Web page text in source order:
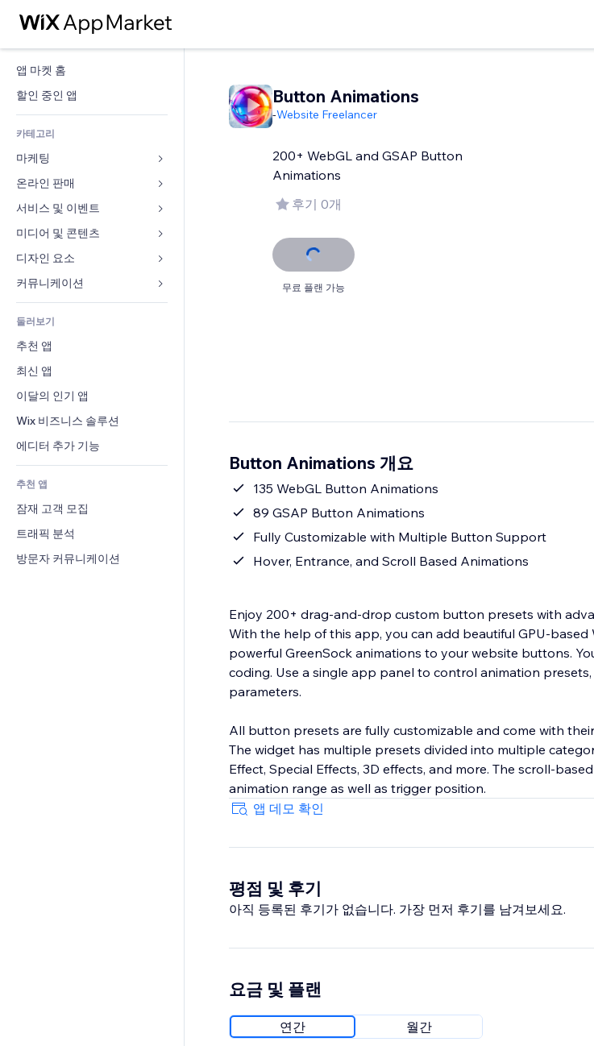
앱 마켓 홈
할인 중인 앱
카테고리
마케팅
광고
모바일
사이트 통계
사이트 목록
이메일
온라인 판매
쇼핑몰 관련 앱
배송
판매 버튼
회계
쿠폰 및 로열티
창고 서비스
식품 및 음료
서비스 및 이벤트
호텔
이벤트
음식점
부동산
예약
미디어 및 콘텐츠
갤러리
뮤직
팟캐스트
사진
동영상
PDF
파일 공유
소식
디자인 요소
지도 및 내비게이션
개인정보 및 보안
시계
페이지 템플릿
이미지 효과
버튼 & 메뉴
배너 및 배지
계산기
검색
일기예보
차트 및 표
양식
블로그
설문
채팅
메모
전화번호
커뮤니티
평가와 후기
CRM
둘러보기
추천 앱
최신 앱
이달의 인기 앱
Wix 비즈니스 솔루션
에디터 추가 기능
추천 앱
잠재 고객 모집
트래픽 분석
방문자 커뮤니케이션
Button Animations
-Website Freelancer
200+ WebGL and GSAP Button
Animations
후기 0개
무료 플랜 가능
Button Animations 개요
135 WebGL Button Animations
89 GSAP Button Animations
Fully Customizable with Multiple Button Support
Hover, Entrance, and Scroll Based Animations
Enjoy 200+ drag-and-drop custom button presets with
With the help of this app, you can add beautiful GPU-
powerful GreenSock animations to your website buttons.
coding. Use a single app panel to control animation
parameters.
All button presets are fully customizable and come with
The widget has multiple presets divided into multiple
Effect, Special Effects, 3D effects, and more. The scroll-
animation range as well as trigger position.
앱 데모 확인
평점 및 후기
아직 등록된 후기가 없습니다. 가장 먼저 후기를 남겨보세요.
요금 및 플랜
연간 월간